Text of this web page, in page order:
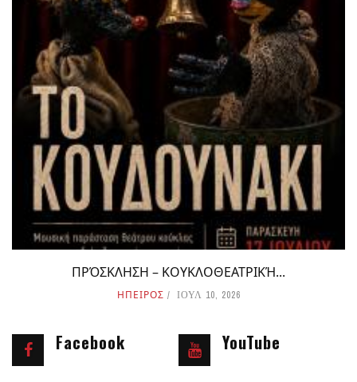
ΠΡΌΣΚΛΗΣΗ – ΚΟΥΚΛΟΘΕΑΤΡΙΚΉ...
ΗΠΕΙΡΟΣ ΙΟΥΛ 10, 2026
Facebook YouTube